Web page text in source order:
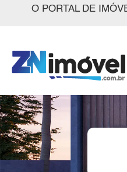
O PORTAL DE